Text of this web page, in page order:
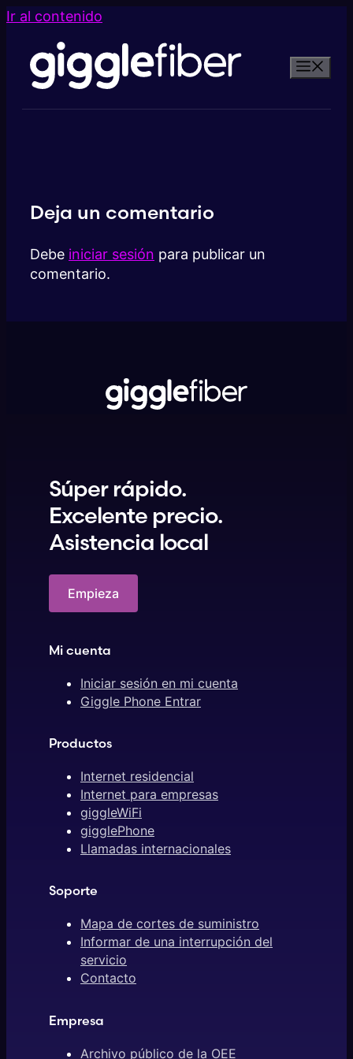
Ir al contenido
Deja un comentario
Debe iniciar sesión para publicar un
comentario.
Súper rápido.
Excelente precio.
Asistencia local
Empieza
Mi cuenta
Iniciar sesión en mi cuenta
Giggle Phone Entrar
Productos
Internet residencial
Internet para empresas
giggleWiFi
gigglePhone
Llamadas internacionales
Soporte
Mapa de cortes de suministro
Informar de una interrupción del
servicio
Contacto
Empresa
Archivo público de la OEE